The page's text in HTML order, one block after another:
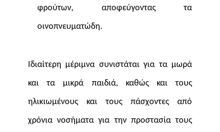
φρούτων, αποφεύγοντας τα
οινοπνευματώδη.
Ιδιαίτερη μέριμνα συνιστάται για τα μωρά
και τα μικρά παιδιά, καθώς και τους
ηλικιωμένους και τους πάσχοντες από
χρόνια νοσήματα για την προστασία τους